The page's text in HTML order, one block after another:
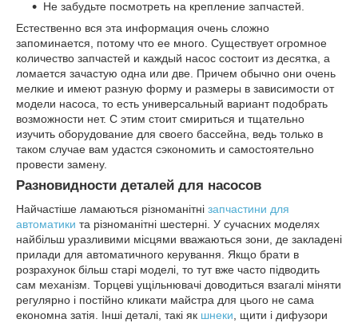
Не забудьте посмотреть на крепление запчастей.
Естественно вся эта информация очень сложно
запоминается, потому что ее много. Существует огромное
количество запчастей и каждый насос состоит из десятка, а
ломается зачастую одна или две. Причем обычно они очень
мелкие и имеют разную форму и размеры в зависимости от
модели насоса, то есть универсальный вариант подобрать
возможности нет. С этим стоит смириться и тщательно
изучить оборудование для своего бассейна, ведь только в
таком случае вам удастся сэкономить и самостоятельно
провести замену.
Разновидности деталей для насосов
Найчастіше ламаються різноманітні запчастини для
автоматики та різноманітні шестерні. У сучасних моделях
найбільш уразливими місцями вважаються зони, де закладені
прилади для автоматичного керування. Якщо брати в
розрахунок більш старі моделі, то тут вже часто підводить
сам механізм. Торцеві ущільнювачі доводиться взагалі міняти
регулярно і постійно кликати майстра для цього не сама
економна затія. Інші деталі, такі як шнеки, щити і дифузори